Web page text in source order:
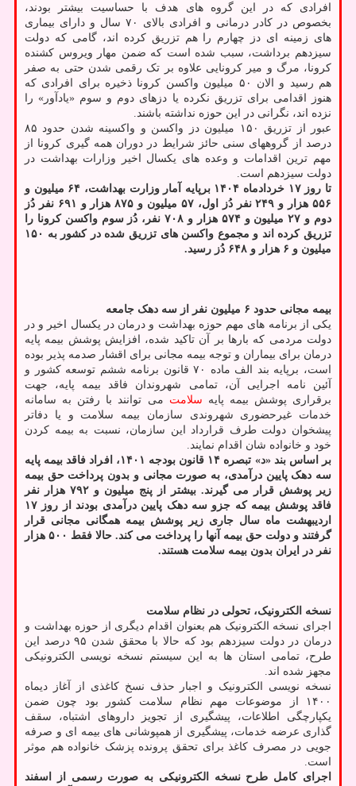
افرادی که در این گروه های هدف با حساسیت بیشتر بودند،
بخصوص در کادر درمانی و افرادی بالای ۷۰ سال و دارای بیماری
های زمینه ای دز چهارم را هم تزریق کرده اند، گامی که دولت
سیزدهم برداشت، سبب شده است که ضمن مهار ویروس کشنده
کرونا، مرگ و میر کرونایی علاوه بر تک رقمی شدن حتی به صفر
هم رسید و الان ۵۰ میلیون واکسن کرونا ذخیره برای افرادی که
هنوز اقدامی برای تزریق نکرده یا دزهای دوم و سوم «یادآور» را
نزده اند، نگرانی در این حوزه نداشته باشند.
عبور از تزریق ۱۵۰ میلیون دز واکسن و واکسینه شدن حدود ۸۵
درصد از گروههای سنی حائز شرایط در دوران همه گیری کرونا از
مهم ترین اقدامات و وعده های یکسال اخیر وزارات بهداشت در
دولت سیزدهم است.
تا روز ۱۷ خردادماه ۱۴۰۴ برپایه آمار وزارت بهداشت، ۶۴ میلیون و
۵۵۶ هزار و ۲۴۹ نفر دُز اول، ۵۷ میلیون و ۸۷۵ هزار و ۶۹۱ نفر دُز
دوم و ۲۷ میلیون و ۵۷۴ هزار و ۷۰۸ نفر، دُز سوم واکسن کرونا را
تزریق کرده اند و مجموع واکسن های تزریق شده در کشور به ۱۵۰
میلیون و ۶ هزار و ۶۴۸ دُز رسید.
بیمه مجانی حدود ۶ میلیون نفر از سه دهک جامعه
یکی از برنامه های مهم حوزه بهداشت و درمان در یکسال اخیر و در
دولت مردمی که بارها بر آن تاکید شده، افزایش پوشش بیمه پایه
درمان برای بیماران و توجه بیمه مجانی برای اقشار صدمه پذیر بوده
است، برپایه بند الف ماده ۷۰ قانون برنامه ششم توسعه کشور و
آئین نامه اجرایی آن، تمامی شهروندان فاقد بیمه پایه، جهت
برقراری پوشش بیمه پایه سلامت می توانند با رفتن به سامانه
خدمات غیرحضوری شهروندی سازمان بیمه سلامت و یا دفاتر
پیشخوان دولت طرف قرارداد این سازمان، نسبت به بیمه کردن
خود و خانواده شان اقدام نمایند.
بر اساس بند «د» تبصره ۱۴ قانون بودجه ۱۴۰۱، افراد فاقد بیمه پایه
سه دهک پایین درآمدی، به صورت مجانی و بدون پرداخت حق بیمه
زیر پوشش قرار می گیرند. بیشتر از پنج میلیون و ۷۹۲ هزار نفر
فاقد پوشش بیمه که جزو سه دهک پایین درآمدی بودند از روز ۱۷
اردیبهشت ماه سال جاری زیر پوشش بیمه همگانی مجانی قرار
گرفتند و دولت حق بیمه آنها را پرداخت می کند. حالا فقط ۵۰۰ هزار
نفر در ایران بدون بیمه سلامت هستند.
نسخه الکترونیک، تحولی در نظام سلامت
اجرای نسخه الکترونیک هم بعنوان اقدام دیگری از حوزه بهداشت و
درمان در دولت سیزدهم بود که حالا با محقق شدن ۹۵ درصد این
طرح، تمامی استان ها به این سیستم نسخه نویسی الکترونیکی
مجهز شده اند.
نسخه نویسی الکترونیک و اجبار حذف نسخ کاغذی از آغاز دیماه
۱۴۰۰ از موضوعات مهم نظام سلامت کشور بود چون ضمن
یکپارچگی اطلاعات، پیشگیری از تجویز داروهای اشتباه، سقف
گذاری عرضه خدمات، پیشگیری از همپوشانی های بیمه ای و صرفه
جویی در مصرف کاغذ برای تحقق پرونده پزشک خانواده هم موثر
است.
اجرای کامل طرح نسخه الکترونیکی به صورت رسمی از اسفند